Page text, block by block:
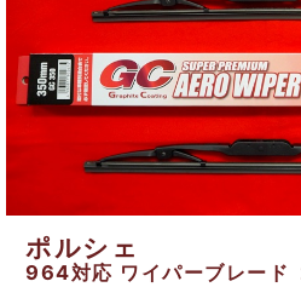
ポルシェ
964対応 ワイパーブレード